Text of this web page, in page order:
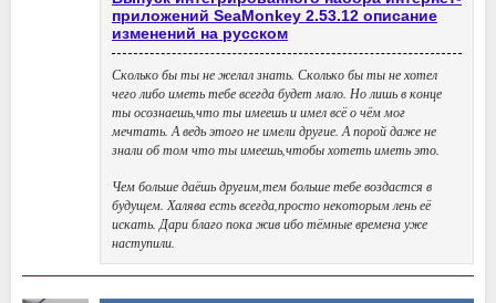
приложений SeaMonkey 2.53.12 описание
изменений на русском
Сколько бы ты не желал знать. Сколько бы ты не хотел
чего либо иметь тебе всегда будет мало. Но лишь в конце
ты осознаешь,что ты имеешь и имел всё о чём мог
мечтать. А ведь этого не имели другие. А порой даже не
знали об том что ты имеешь,чтобы хотеть иметь это.
Чем больше даёшь другим,тем больше тебе воздастся в
будущем. Халява есть всегда,просто некоторым лень её
искать. Дари благо пока жив ибо тёмные времена уже
наступили.